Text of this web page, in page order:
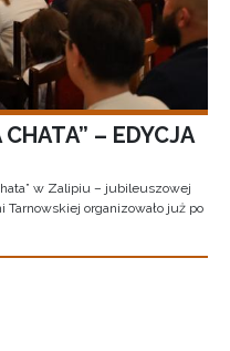
– EDYCJA
w Zalipiu – jubileuszowej
organizowało już po